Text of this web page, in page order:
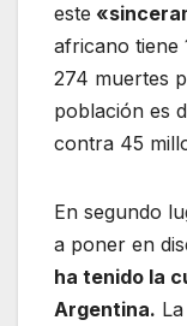
este
africano tiene
274 muertes
población es
contra 45
En segundo
a poner en
ha tenido la
Argentina.